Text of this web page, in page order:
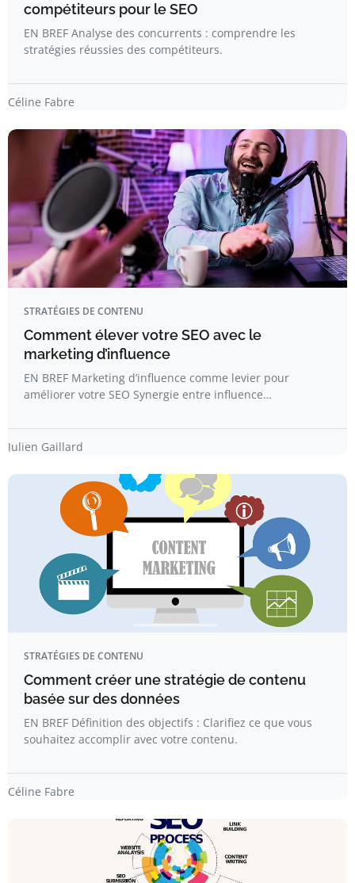
compétiteurs pour le SEO
EN BREF Analyse des concurrents : comprendre les
stratégies réussies des compétiteurs.
Céline Fabre
STRATÉGIES DE CONTENU
Comment élever votre SEO avec le
marketing d’influence
EN BREF Marketing d’influence comme levier pour
améliorer votre SEO Synergie entre influence…
Julien Gaillard
STRATÉGIES DE CONTENU
Comment créer une stratégie de contenu
basée sur des données
EN BREF Définition des objectifs : Clarifiez ce que vous
souhaitez accomplir avec votre contenu.
Céline Fabre